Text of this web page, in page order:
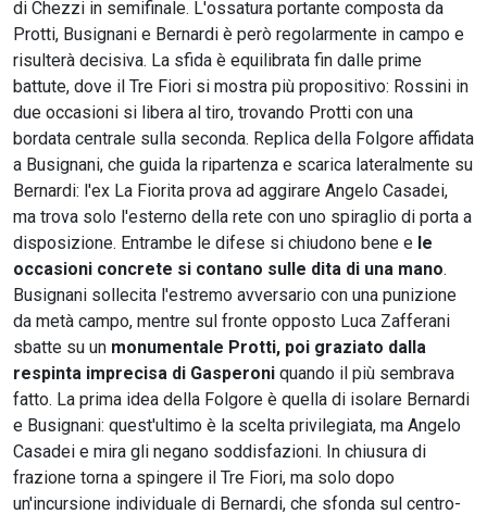
di Chezzi in semifinale. L'ossatura portante composta da
Protti, Busignani e Bernardi è però regolarmente in campo e
risulterà decisiva. La sfida è equilibrata fin dalle prime
battute, dove il Tre Fiori si mostra più propositivo: Rossini in
due occasioni si libera al tiro, trovando Protti con una
bordata centrale sulla seconda. Replica della Folgore affidata
a Busignani, che guida la ripartenza e scarica lateralmente su
Bernardi: l'ex La Fiorita prova ad aggirare Angelo Casadei,
ma trova solo l'esterno della rete con uno spiraglio di porta a
disposizione. Entrambe le difese si chiudono bene e le
occasioni concrete si contano sulle dita di una mano.
Busignani sollecita l'estremo avversario con una punizione
da metà campo, mentre sul fronte opposto Luca Zafferani
sbatte su un monumentale Protti, poi graziato dalla
respinta imprecisa di Gasperoni quando il più sembrava
fatto. La prima idea della Folgore è quella di isolare Bernardi
e Busignani: quest'ultimo è la scelta privilegiata, ma Angelo
Casadei e mira gli negano soddisfazioni. In chiusura di
frazione torna a spingere il Tre Fiori, ma solo dopo
un'incursione individuale di Bernardi, che sfonda sul centro-